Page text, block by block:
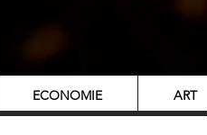
ECONOMIE ART